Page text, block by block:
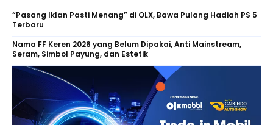
“Pasang Iklan Pasti Menang” di OLX, Bawa Pulang Hadiah PS 5
Terbaru
Nama FF Keren 2026 yang Belum Dipakai, Anti Mainstream,
Seram, Simbol Payung, dan Estetik